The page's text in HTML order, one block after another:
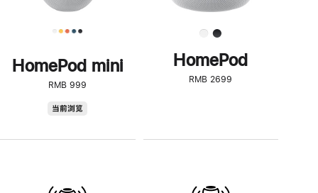
HomePod mini
RMB 999
当前浏览
HomePod
RMB 2699